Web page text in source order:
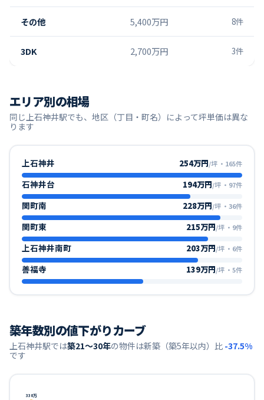
その他 5,400万円 8件
3DK 2,700万円 3件
エリア別の相場
同じ 上石神井駅でも、地区（丁目・町名）によって坪単価は異な
ります
上石神井 254万円/坪 ・ 165件
石神井台 194万円/坪 ・ 97件
関町南 228万円/坪 ・ 36件
関町東 215万円/坪 ・ 9件
上石神井南町 203万円/坪 ・ 6件
善福寺 139万円/坪 ・ 5件
築年数別の値下がりカーブ
上石神井駅では築21〜30年の物件は新築（築5年以内）比 -37.5%
です
330万